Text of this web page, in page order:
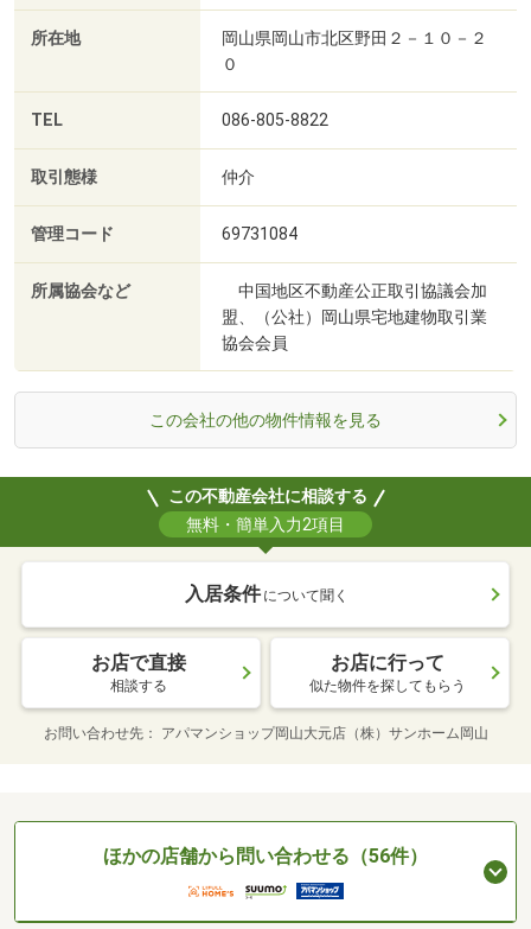
所在地
岡山県岡山市北区野田２－１０－２
０
TEL 086-805-8822
取引態様 仲介
管理コード 69731084
所属協会など
中国地区不動産公正取引協議会加
盟、（公社）岡山県宅地建物取引業
協会会員
この会社の他の物件情報を見る
この不動産会社に相談する
無料・簡単入力2項目
入居条件 について聞く
お店で直接
相談する
お店に行って
似た物件を探してもらう
お問い合わせ先 アパマンショップ岡山大元店（株）サンホーム岡山
ほかの店舗から問い合わせる（56件）